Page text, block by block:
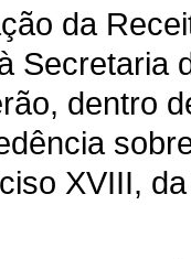
da
Secretaria
dentro
XVIII,